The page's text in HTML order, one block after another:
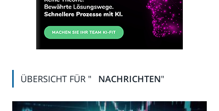
ÜBERSICHT FÜR " NACHRICHTEN"